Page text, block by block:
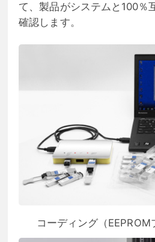
て、製品がシステムと100％
確認します。
コーディング（EEPROM